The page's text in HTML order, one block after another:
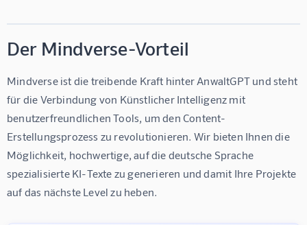
Der Mindverse-Vorteil
Mindverse ist die treibende Kraft hinter AnwaltGPT und steht
für die Verbindung von Künstlicher Intelligenz mit
benutzerfreundlichen Tools, um den Content-
Erstellungsprozess zu revolutionieren. Wir bieten Ihnen die
Möglichkeit, hochwertige, auf die deutsche Sprache
spezialisierte KI-Texte zu generieren und damit Ihre Projekte
auf das nächste Level zu heben.